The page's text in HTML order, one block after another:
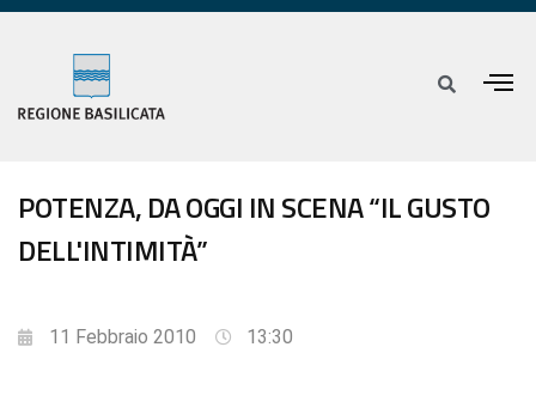
POTENZA, DA OGGI IN SCENA “IL GUSTO
DELL'INTIMITÀ”
11 Febbraio 2010 13:30